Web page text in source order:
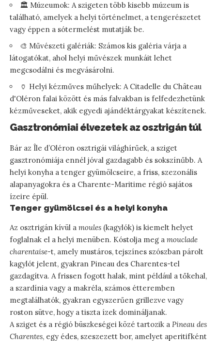
🏛️ Múzeumok: A szigeten több kisebb múzeum is
található, amelyek a helyi történelmet, a tengerészetet
vagy éppen a sótermelést mutatják be.
🎨 Művészeti galériák: Számos kis galéria várja a
látogatókat, ahol helyi művészek munkáit lehet
megcsodálni és megvásárolni.
🏺 Helyi kézműves műhelyek: A Citadelle du Château
d'Oléron falai között és más falvakban is felfedezhetünk
kézműveseket, akik egyedi ajándéktárgyakat készítenek.
Gasztronómiai élvezetek az osztrigán túl
Bár az Île d’Oléron osztrigái világhírűek, a sziget
gasztronómiája ennél jóval gazdagabb és sokszínűbb. A
helyi konyha a tenger gyümölcseire, a friss, szezonális
alapanyagokra és a Charente-Maritime régió sajátos
ízeire épül.
Tenger gyümölcsei és a helyi konyha
Az osztrigán kívül a moules (kagylók) is kiemelt helyet
foglalnak el a helyi menüben. Kóstolja meg a mouclade
charentaise-t, amely mustáros, tejszínes szószban párolt
kagylót jelent, gyakran Pineau des Charentes-tel
gazdagítva. A frissen fogott halak, mint például a tőkehal,
a szardínia vagy a makréla, számos étteremben
megtalálhatók, gyakran egyszerűen grillezve vagy
roston sütve, hogy a tiszta ízek domináljanak.
A sziget és a régió büszkeségei közé tartozik a Pineau des
Charentes, egy édes, szeszezett bor, amelyet aperitifként